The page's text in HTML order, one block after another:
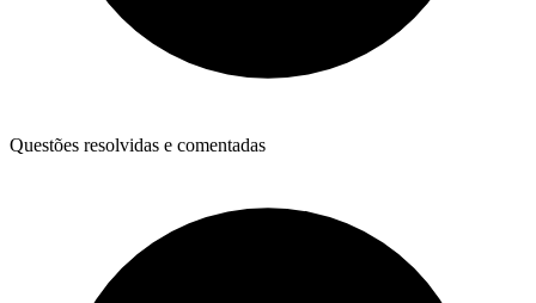
Questões resolvidas e comentadas